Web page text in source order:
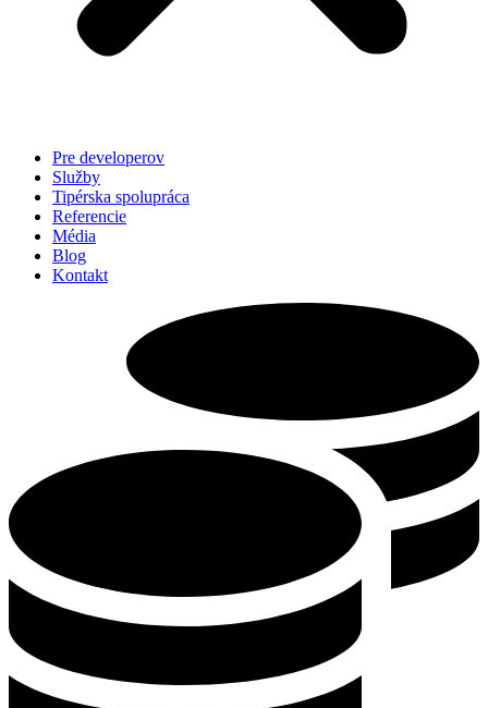
Pre developerov
Služby
Tipérska spolupráca
Referencie
Média
Blog
Kontakt